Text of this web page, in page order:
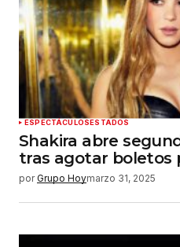
ESPECTÁCULOSESTADOS
Shakira abre
tras agotar boletos
por Grupo Hoymarzo 31, 2025